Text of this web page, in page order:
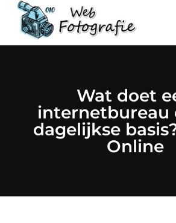
Wat doet
internetbureau
dagelijkse
Online